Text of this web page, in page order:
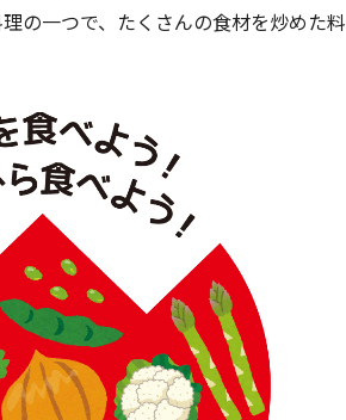
の一つで、たくさんの食材を炒めた料